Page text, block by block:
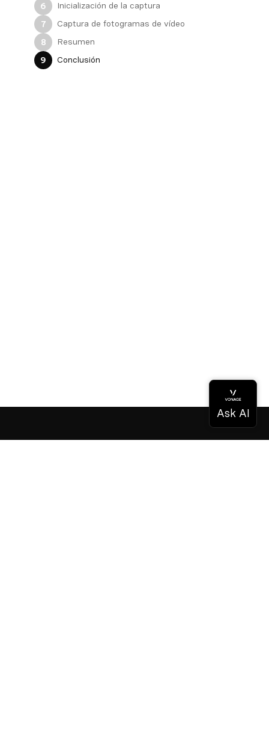
6
Inicialización de la captura
7
Captura de fotogramas de vídeo
8
Resumen
9
Conclusión